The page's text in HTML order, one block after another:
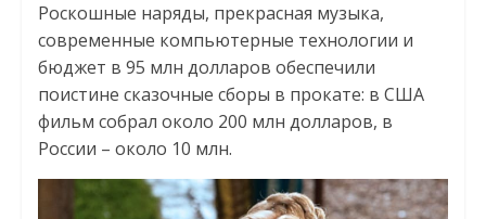
Роскошные наряды, прекрасная музыка,
современные компьютерные технологии и
бюджет в 95 млн долларов обеспечили
поистине сказочные сборы в прокате: в США
фильм собрал около 200 млн долларов, в
России – около 10 млн.